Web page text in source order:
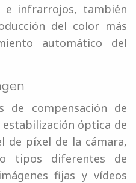
e infrarrojos, también
del color más
automático del
de compensación de
óptica de
de píxel de la cámara,
tipos diferentes de
fijas y vídeos